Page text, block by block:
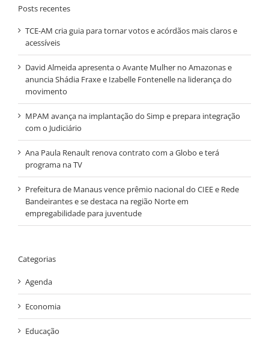
Posts recentes
TCE-AM cria guia para tornar votos e acórdãos mais claros e
acessíveis
David Almeida apresenta o Avante Mulher no Amazonas e
anuncia Shádia Fraxe e Izabelle Fontenelle na liderança do
movimento
MPAM avança na implantação do Simp e prepara integração
com o Judiciário
Ana Paula Renault renova contrato com a Globo e terá
programa na TV
Prefeitura de Manaus vence prêmio nacional do CIEE e Rede
Bandeirantes e se destaca na região Norte em
empregabilidade para juventude
Categorias
Agenda
Economia
Educação